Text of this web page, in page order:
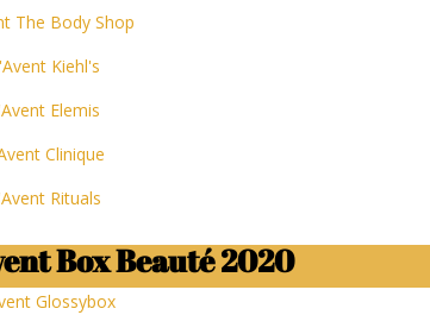
The Body Shop
Kiehl's
Elemis
Clinique
Rituals
Box Beauté 2020
Glossybox